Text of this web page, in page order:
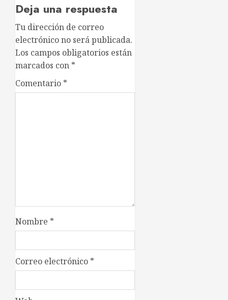
Deja una respuesta
Tu dirección de correo
electrónico no será publicada.
Los campos obligatorios están
marcados con *
Comentario *
Nombre *
Correo electrónico *